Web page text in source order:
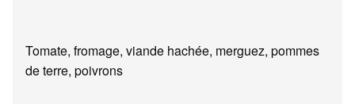
Tomate, fromage, viande hachée, merguez, pommes
de terre, poivrons